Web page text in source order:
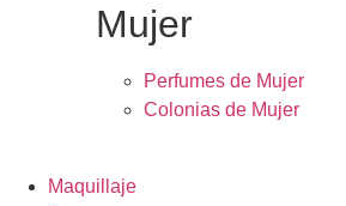
Mujer
Perfumes de Mujer
Colonias de Mujer
Maquillaje